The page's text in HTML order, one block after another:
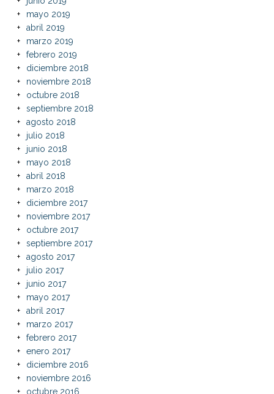
mayo 2019
abril 2019
marzo 2019
febrero 2019
diciembre 2018
noviembre 2018
octubre 2018
septiembre 2018
agosto 2018
julio 2018
junio 2018
mayo 2018
abril 2018
marzo 2018
diciembre 2017
noviembre 2017
octubre 2017
septiembre 2017
agosto 2017
julio 2017
junio 2017
mayo 2017
abril 2017
marzo 2017
febrero 2017
enero 2017
diciembre 2016
noviembre 2016
octubre 2016